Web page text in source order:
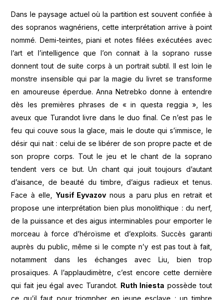
Dans le paysage actuel où la partition est souvent confiée à
des sopranos wagnériens, cette interprétation arrive à point
nommé. Demi-teintes, piani et notes filées exécutées avec
l’art et l’intelligence que l’on connait à la soprano russe
donnent tout de suite corps à un portrait subtil. Il est loin le
monstre insensible qui par la magie du livret se transforme
en amoureuse éperdue. Anna Netrebko donne à entendre
dès les premières phrases de « in questa reggia », les
aveux que Turandot livre dans le duo final. Ce n’est pas le
feu qui couve sous la glace, mais le doute qui s’immisce, le
désir qui nait : celui de se libérer de son propre pacte et de
son propre corps. Tout le jeu et le chant de la soprano
tendent vers ce but. Un chant qui jouit toujours d’autant
d’aisance, de beauté du timbre, d’aigus radieux et tenus.
Face à elle, Yusif Eyvazov nous a paru plus en retrait et
propose une interprétation bien plus monolithique : du nerf,
de la puissance et des aigus interminables pour emporter le
morceau à force d’héroïsme et d’exploits. Succès garanti
auprès du public, même si le compte n’y est pas tout à fait,
notamment dans les échanges avec Liu, bien trop
prosaïques. A l’applaudimètre, c’est encore cette dernière
qui fait jeu égal avec Turandot. Ruth Iniesta possède tout